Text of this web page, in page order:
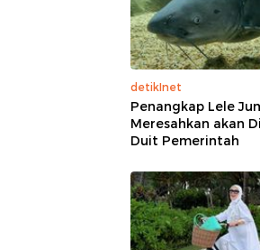
detikInet
Penangkap Lele
Meresahkan akan
Duit Pemerintah